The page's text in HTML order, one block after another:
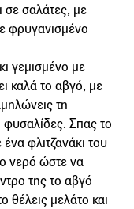
σε σαλάτες, με
φρυγανισμένο
γεμισμένο με
καλά το αβγό, με
τη
φυσαλίδες. Σπας το
φλιτζανάκι του
νερό ώστε να
της το αβγό
θέλεις μελάτο και